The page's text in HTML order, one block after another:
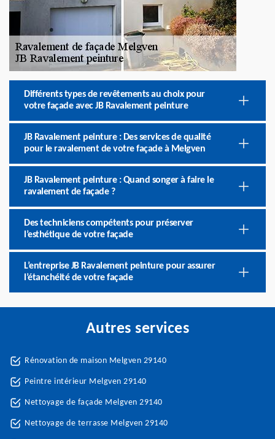
Différents types de revêtements au choix pour
votre façade avec JB Ravalement peinture
JB Ravalement peinture : Des services de qualité
pour le ravalement de votre façade à Melgven
JB Ravalement peinture : Quand songer à faire le
ravalement de façade ?
Des techniciens compétents pour préserver
l’esthétique de votre façade
L’entreprise JB Ravalement peinture pour assurer
l’étanchéité de votre façade
Autres services
Rénovation de maison Melgven 29140
Peintre intérieur Melgven 29140
Nettoyage de façade Melgven 29140
Nettoyage de terrasse Melgven 29140